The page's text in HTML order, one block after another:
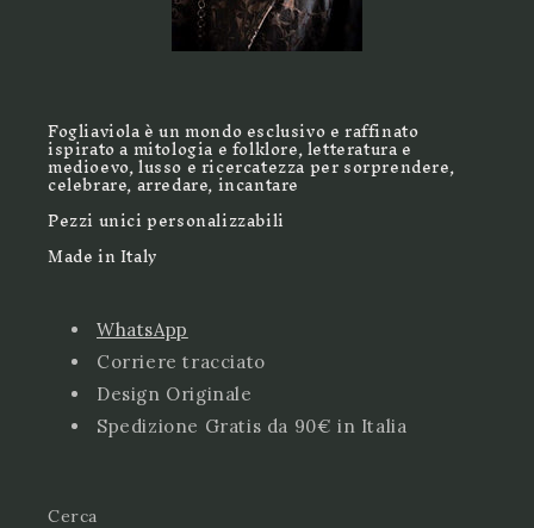
Fogliaviola è un mondo esclusivo e raffinato
ispirato a mitologia e folklore, letteratura e
medioevo, lusso e ricercatezza per sorprendere,
celebrare, arredare, incantare
Pezzi unici personalizzabili
Made in Italy
WhatsApp
Corriere tracciato
Design Originale
Spedizione Gratis da 90€ in Italia
Cerca